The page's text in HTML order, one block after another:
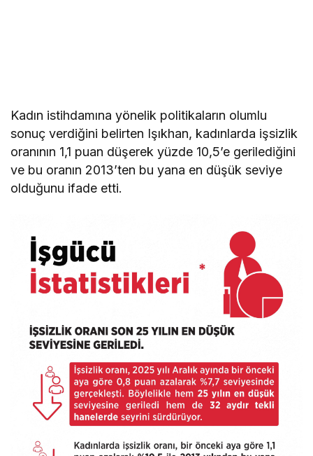
Kadın istihdamına yönelik politikaların olumlu
sonuç verdiğini belirten Işıkhan, kadınlarda işsizlik
oranının 1,1 puan düşerek yüzde 10,5’e gerilediğini
ve bu oranın 2013’ten bu yana en düşük seviye
olduğunu ifade etti.